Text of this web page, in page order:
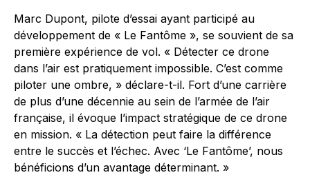
Marc Dupont, pilote d’essai ayant participé au
développement de « Le Fantôme », se souvient de sa
première expérience de vol. « Détecter ce drone
dans l’air est pratiquement impossible. C’est comme
piloter une ombre, » déclare-t-il. Fort d’une carrière
de plus d’une décennie au sein de l’armée de l’air
française, il évoque l’impact stratégique de ce drone
en mission. « La détection peut faire la différence
entre le succès et l’échec. Avec ‘Le Fantôme’, nous
bénéficions d’un avantage déterminant. »